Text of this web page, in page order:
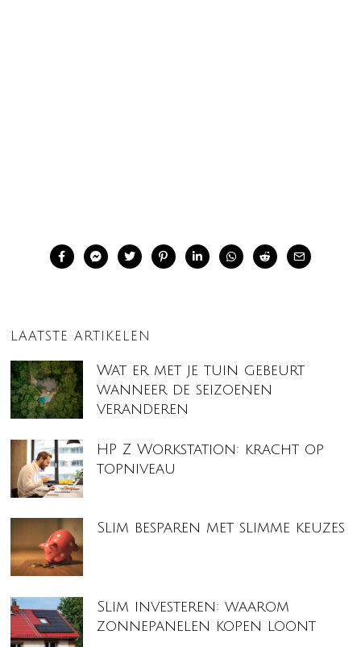
LAATSTE ARTIKELEN
Wat er met je tuin gebeurt
wanneer de seizoenen
veranderen
HP Z Workstation: kracht op
topniveau
Slim besparen met slimme keuzes
Slim investeren: waarom
zonnepanelen kopen loont